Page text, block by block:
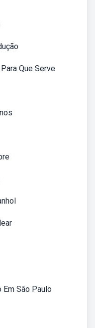
Que Serve
Em São Paulo